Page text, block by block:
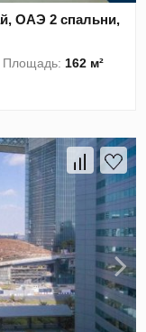
ОАЭ 2 спальни,
Площадь:162 м²